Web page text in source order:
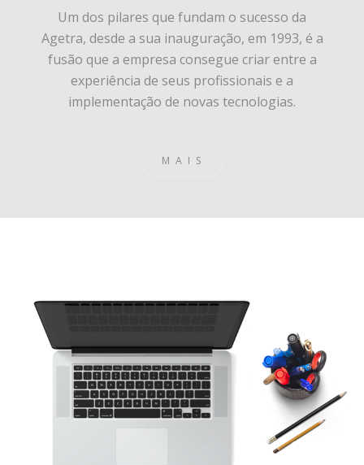
Um dos pilares que fundam o sucesso da
Agetra, desde a sua inauguração, em 1993, é a
fusão que a empresa consegue criar entre a
experiência de seus profissionais e a
implementação de novas tecnologias.
MAIS